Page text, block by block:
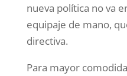
nueva política no va
equipaje de mano,
directiva.
Para mayor